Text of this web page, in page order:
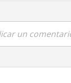
un